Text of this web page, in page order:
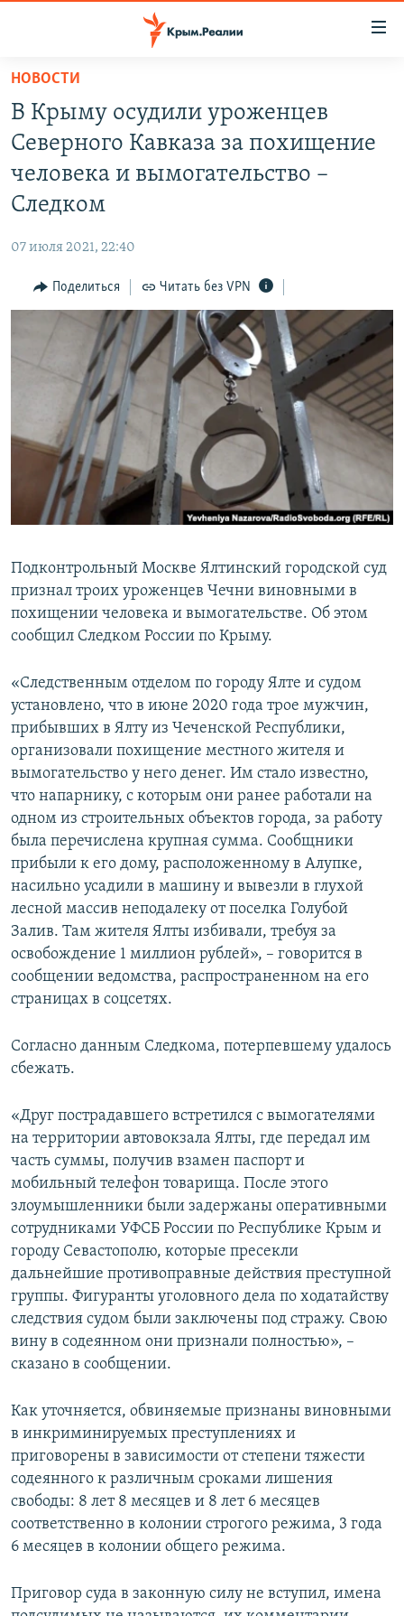
Вернуться
основному
содержанию
Вернутся
главной
Вернутся
поиску
СПЕЦПРОЕКТЫ
ИСТОРИЯ
ИНФОГРАФИКА
ТЕЛЕПРОЕКТ КРЫМ.РЕАЛИИ
СОВЕТЫ ПРАВОЗАЩИТНИКОВ
ПРОПАВШИЕ БЕЗ ВЕСТИ
ПОБЕДИТЕЛЕЙ НЕ СУДЯТ?
КРЫМ.НЕПОКОРЕННЫЙ
ELIFBE
УКРАИНСКАЯ ПРОБЛЕМА КРЫМА
РАДІО СВОБОДА
КАК ОБОЙТИ БЛОКИРОВКУ
Українською
Qırımtatar
ПРИСОЕДИНЯЙТЕСЬ!
НОВОСТИ
В Крыму осудили уроженцев
Северного Кавказа за похищение
человека и вымогательство –
Следком
07 июля 2021, 22:40
Поделиться Читать без VPN
Подконтрольный Москве Ялтинский городской суд
признал троих уроженцев Чечни виновными в
похищении человека и вымогательстве. Об этом
сообщил Следком России по Крыму.
«Следственным отделом по городу Ялте и судом
установлено, что в июне 2020 года трое мужчин,
прибывших в Ялту из Чеченской Республики,
организовали похищение местного жителя и
вымогательство у него денег. Им стало известно,
что напарнику, с которым они ранее работали на
одном из строительных объектов города, за работу
была перечислена крупная сумма. Сообщники
прибыли к его дому, расположенному в Алупке,
насильно усадили в машину и вывезли в глухой
лесной массив неподалеку от поселка Голубой
Залив. Там жителя Ялты избивали, требуя за
освобождение 1 миллион рублей», – говорится в
сообщении ведомства, распространенном на его
страницах в соцсетях.
Согласно данным Следкома, потерпевшему удалось
сбежать.
«Друг пострадавшего встретился с вымогателями
на территории автовокзала Ялты, где передал им
часть суммы, получив взамен паспорт и
мобильный телефон товарища. После этого
злоумышленники были задержаны оперативными
сотрудниками УФСБ России по Республике Крым и
городу Севастополю, которые пресекли
дальнейшие противоправные действия преступной
группы. Фигуранты уголовного дела по ходатайству
следствия судом были заключены под стражу. Свою
вину в содеянном они признали полностью», –
сказано в сообщении.
Как уточняется, обвиняемые признаны виновными
в инкриминируемых преступлениях и
приговорены в зависимости от степени тяжести
содеянного к различным сроками лишения
свободы: 8 лет 8 месяцев и 8 лет 6 месяцев
соответственно в колонии строгого режима, 3 года
6 месяцев в колонии общего режима.
Приговор суда в законную силу не вступил, имена